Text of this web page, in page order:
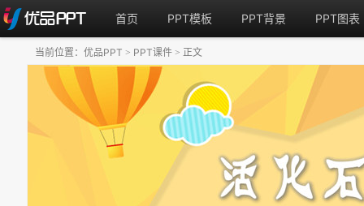
首页 PPT模板 PPT背景 PPT图表
当前位置： 优品PPT > PPT课件 > 正文